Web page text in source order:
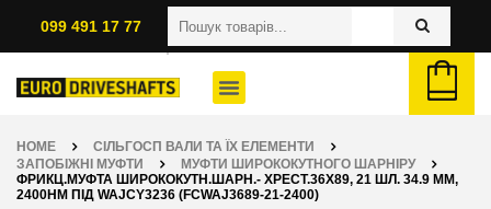
099 491 17 77
HOME
СІЛЬГОСП ВАЛИ ТА ЇХ ЕЛЕМЕНТИ
ЗАПОБІЖНІ МУФТИ
МУФТИ ШИРОКОКУТНОГО ШАРНІРУ
ФРИКЦ.МУФТА ШИРОКОКУТН.ШАРН.- ХРЕСТ.36Х89, 21 ШЛ. 34.9 ММ,
2400НМ ПІД WAJCY3236 (FCWAJ3689-21-2400)